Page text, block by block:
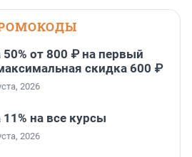
от 800 ₽ на первый
скидка 600 ₽
2026
на все курсы
2026